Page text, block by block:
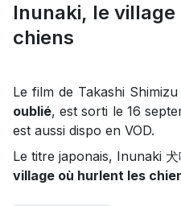
Inunaki, le
chiens
Le film de Takashi
oublié, est sorti le 16
est aussi dispo en VOD.
Le titre japonais, Inunaki
village où hurlent les